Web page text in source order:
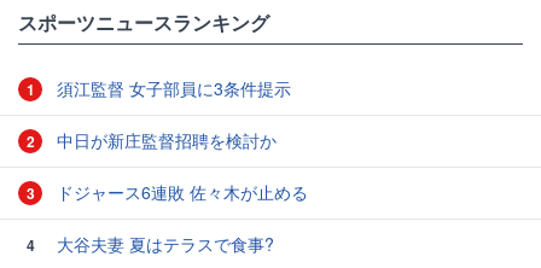
スポーツニュースランキング
1 須江監督 女子部員に3条件提示
2 中日が新庄監督招聘を検討か
3 ドジャース6連敗 佐々木が止める
4 大谷夫妻 夏はテラスで食事?